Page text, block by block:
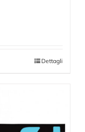
Dettagli